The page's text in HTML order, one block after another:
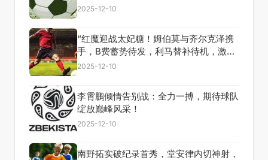
2025-12-10
“红魔迎战太妃糖！姆伯莫与齐尔克泽携
手，B费蓄势待发，利马替补待机，激情
碰撞一触即发！”
2025-12-10
李霄鹏倾情告别战：全力一搏，期待球队
绽放巅峰风采！
2025-12-10
南野拓实破纪录首秀，堂安律内切神射，